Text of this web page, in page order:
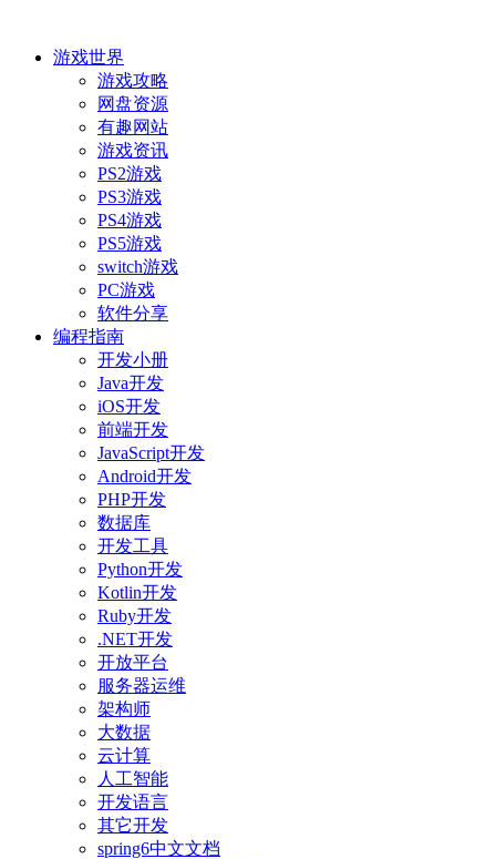
游戏世界
游戏攻略
网盘资源
有趣网站
游戏资讯
PS2游戏
PS3游戏
PS4游戏
PS5游戏
switch游戏
PC游戏
软件分享
编程指南
开发小册
Java开发
iOS开发
前端开发
JavaScript开发
Android开发
PHP开发
数据库
开发工具
Python开发
Kotlin开发
Ruby开发
.NET开发
开放平台
服务器运维
架构师
大数据
云计算
人工智能
开发语言
其它开发
spring6中文文档